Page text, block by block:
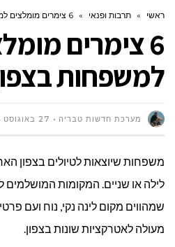
ראשי » תרבות ופנאי » 6 צימרים מומלצים למשפחות בצפון
6 צימרים
למשפחות
מערכת חדשות טבריה 27 באוגוסט 2023
משפחות שיוצאות לטיולים בצפון
לילה או שניים. המקומות
שמהווים מקום לינה נקי, נוח ועם
מעולה לאטרקציות שונות בצפון.